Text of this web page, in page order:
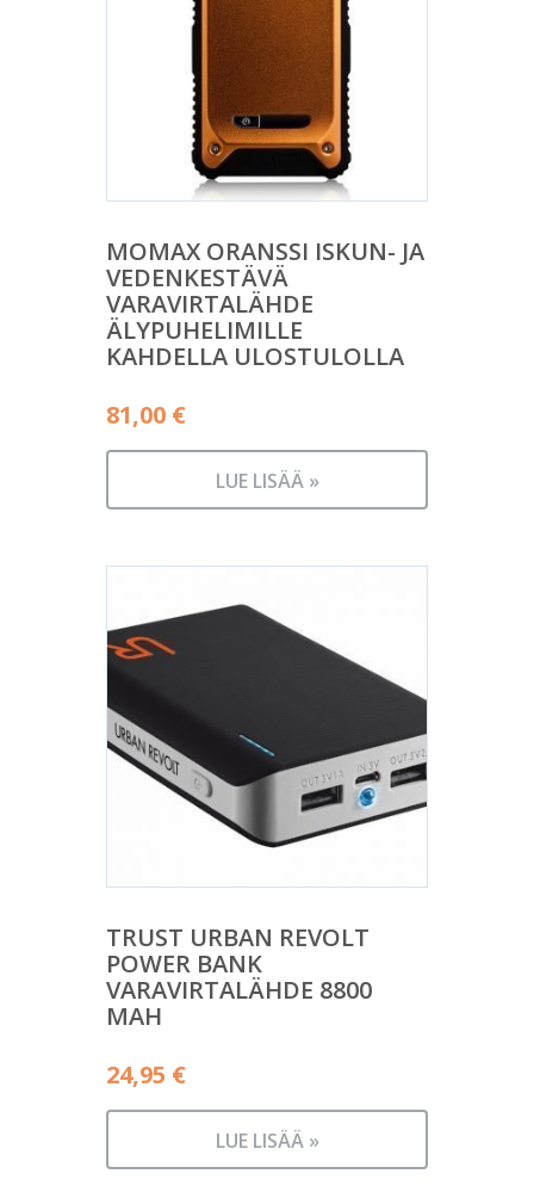
MOMAX ORANSSI ISKUN- JA
VEDENKESTÄVÄ
VARAVIRTALÄHDE
ÄLYPUHELIMILLE
KAHDELLA ULOSTULOLLA
81,00 €
LUE LISÄÄ »
TRUST URBAN REVOLT
POWER BANK
VARAVIRTALÄHDE 8800
MAH
24,95 €
LUE LISÄÄ »